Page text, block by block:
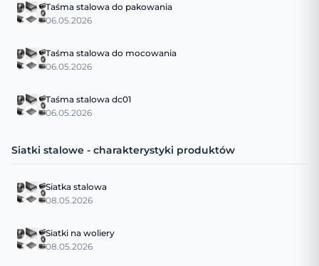
Taśma stalowa do pakowania
06.05.2026
Taśma stalowa do mocowania
06.05.2026
Taśma stalowa dc01
06.05.2026
Siatki stalowe - charakterystyki produktów
Siatka stalowa
08.05.2026
Siatki na woliery
08.05.2026